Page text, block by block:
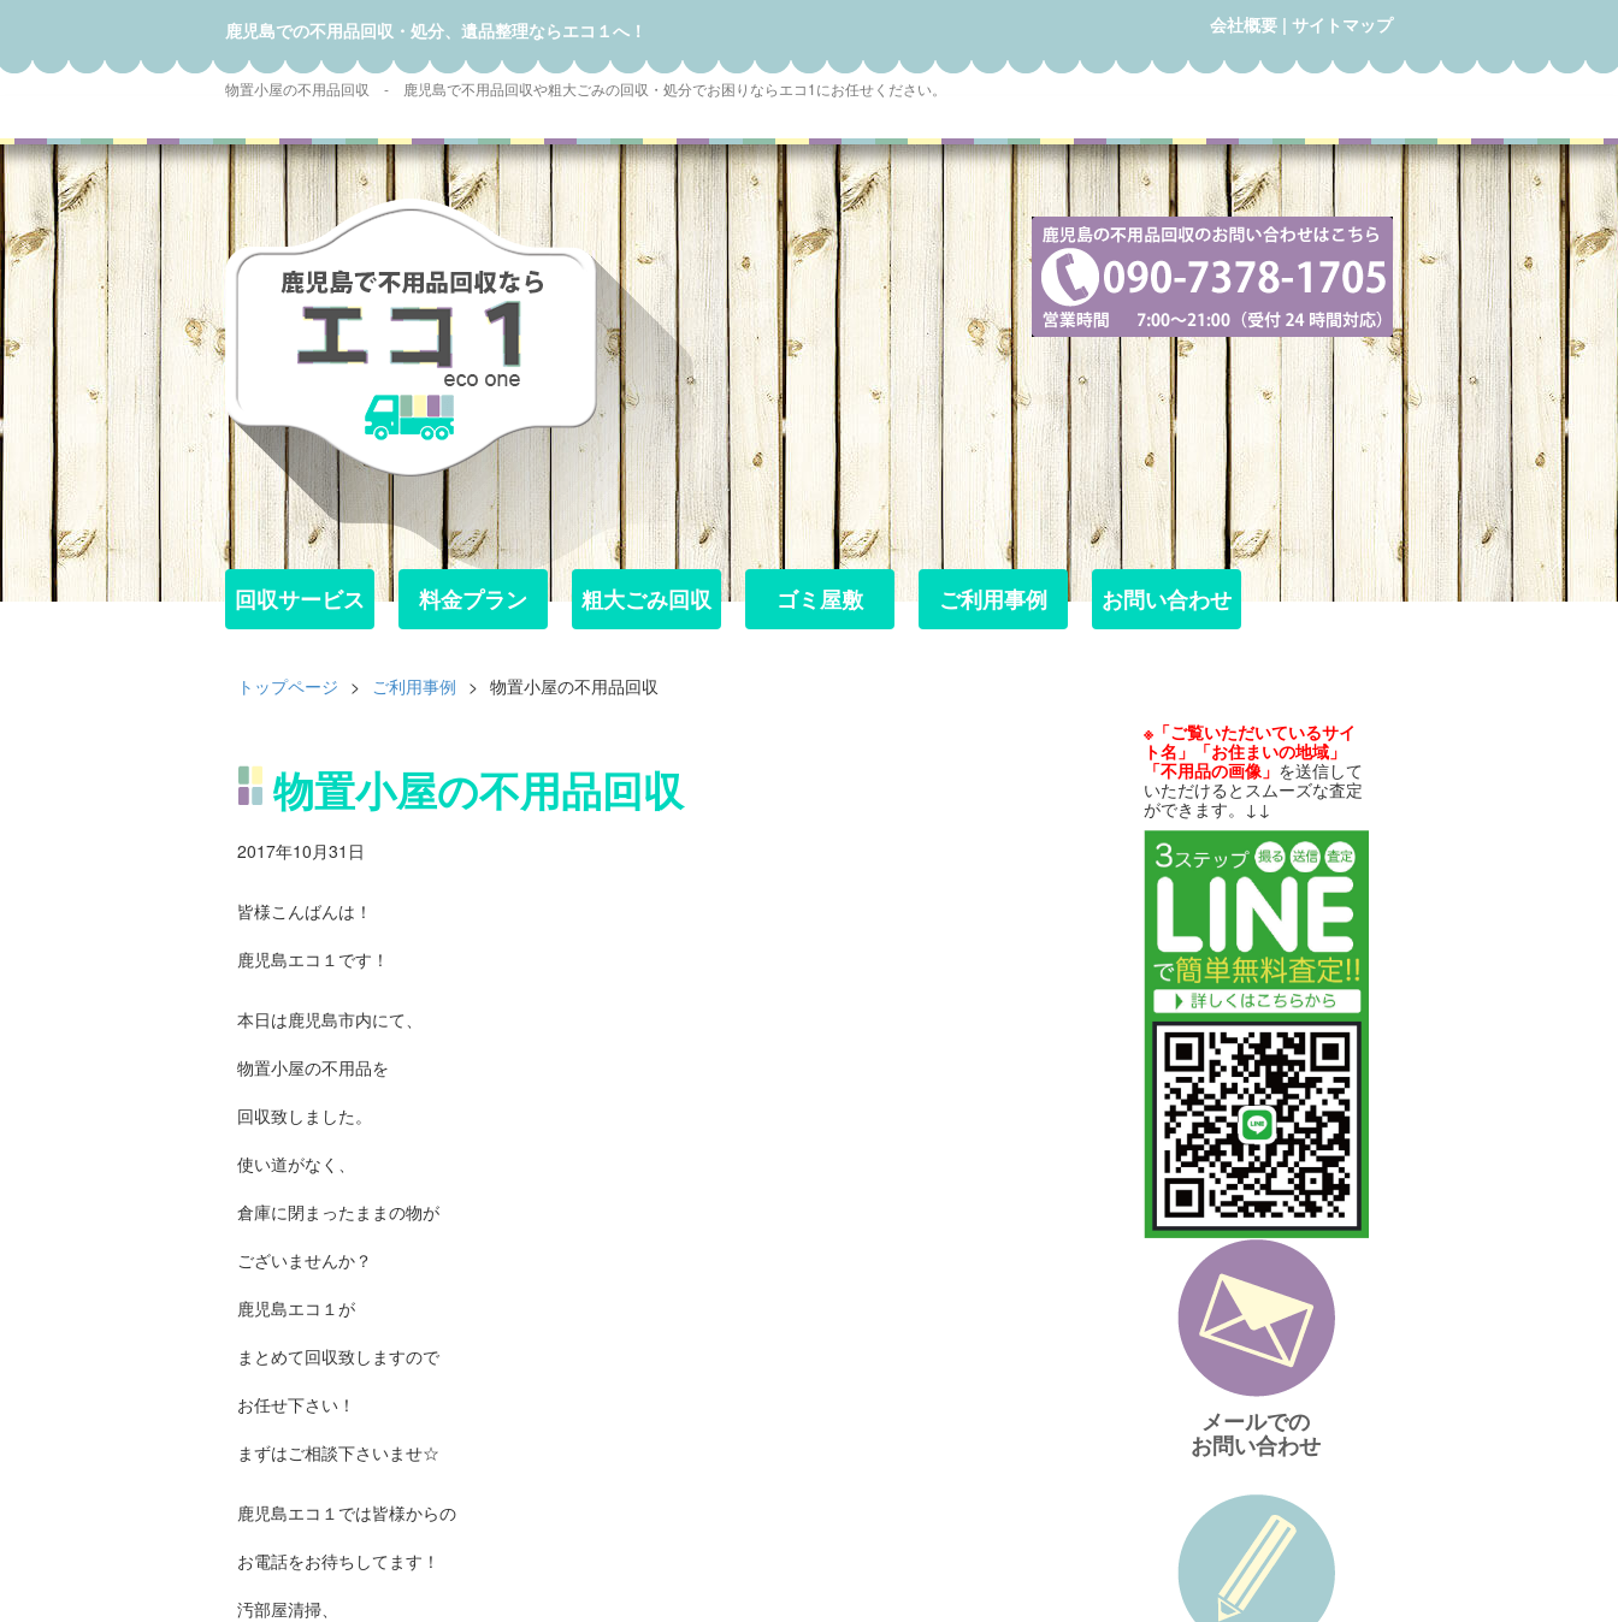
鹿児島での不用品回収・処分、遺品整理ならエコ１へ！ 会社概要 | サイトマップ
物置小屋の不用品回収 - 鹿児島で不用品回収や粗大ごみの回収・処分でお困りならエコ1にお任せください。
回収サービス
回収サービス 料金プラン
料金プラン 粗大ごみ回収
粗大ごみ回収 ゴミ屋敷
ゴミ屋敷 ご利用事例
ご利用事例 お問い合わせ
お問い合わせ
トップページ > ご利用事例 > 物置小屋の不用品回収
物置小屋の不用品回収
2017年10月31日
皆様こんばんは！
鹿児島エコ１です！
本日は鹿児島市内にて、
物置小屋の不用品を
回収致しました。
使い道がなく、
倉庫に閉まったままの物が
ございませんか？
鹿児島エコ１が
まとめて回収致しますので
お任せ下さい！
まずはご相談下さいませ☆
鹿児島エコ１では皆様からの
お電話をお待ちしてます！
汚部屋清掃、
※「ご覧いただいているサイ
ト名」「お住まいの地域」
「不用品の画像」 を送信して
いただけるとスムーズな査定
ができます。↓↓
メールでの
お問い合わせ